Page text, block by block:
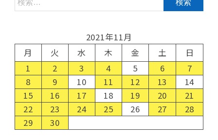
2021年11月
月
火 水 木 金 土
日
1
2 3 4 5 6
7
8
9 10 11 12 13
14
15
16 17 18 19 20
21
22
23 24 25 26 27
28
29
30